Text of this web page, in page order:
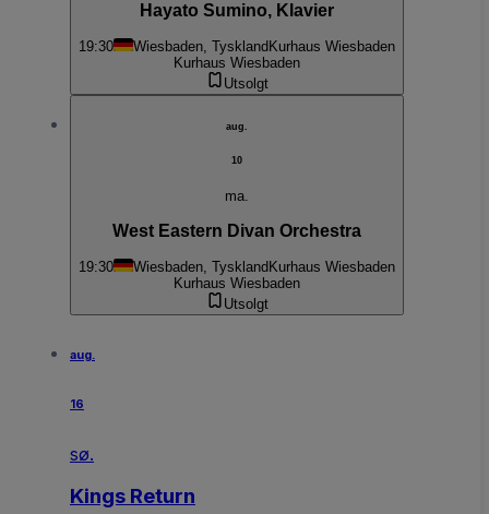
Hayato Sumino, Klavier
19:30 Wiesbaden, Tyskland Kurhaus Wiesbaden
Kurhaus Wiesbaden
Utsolgt
aug.
10
ma.
West Eastern Divan Orchestra
19:30 Wiesbaden, TysklandKurhaus Wiesbaden
Kurhaus Wiesbaden
Utsolgt
aug.
16
sø.
Kings Return